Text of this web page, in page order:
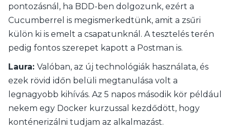
pontozásnál, ha BDD-ben dolgozunk, ezért a
Cucumberrel is megismerkedtünk, amit a zsűri
külön ki is emelt a csapatunknál. A tesztelés terén
pedig fontos szerepet kapott a Postman is.
Laura: Valóban, az új technológiák használata, és
ezek rövid időn belüli megtanulása volt a
legnagyobb kihívás. Az 5 napos második kör például
nekem egy Docker kurzussal kezdődött, hogy
konténerizálni tudjam az alkalmazást.